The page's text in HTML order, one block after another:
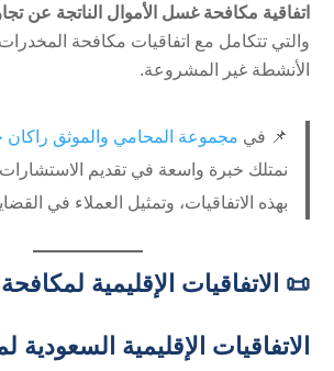
اتفاقية مكافحة غسل الأموال الناتجة عن
والتي تتكامل مع اتفاقيات مكافحة
الأنشطة غير المشروعة.
📌 في مجموعة المحامي والموثق راكان
نمتلك خبرة واسعة في تقديم الاستشارات
بهذه الاتفاقيات، وتمثيل العملاء في
📜 الاتفاقيات الإقليمية
الاتفاقيات الإقليمية السعودية